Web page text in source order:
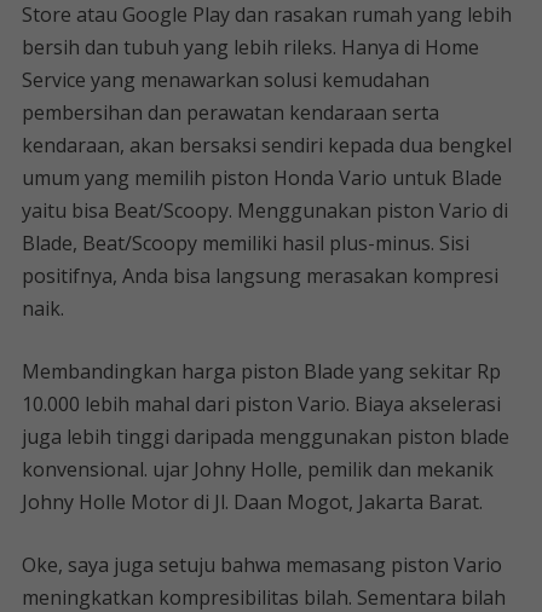
Store atau Google Play dan rasakan rumah yang lebih
bersih dan tubuh yang lebih rileks. Hanya di Home
Service yang menawarkan solusi kemudahan
pembersihan dan perawatan kendaraan serta
kendaraan, akan bersaksi sendiri kepada dua bengkel
umum yang memilih piston Honda Vario untuk Blade
yaitu bisa Beat/Scoopy. Menggunakan piston Vario di
Blade, Beat/Scoopy memiliki hasil plus-minus. Sisi
positifnya, Anda bisa langsung merasakan kompresi
naik.
Membandingkan harga piston Blade yang sekitar Rp
10.000 lebih mahal dari piston Vario. Biaya akselerasi
juga lebih tinggi daripada menggunakan piston blade
konvensional. ujar Johny Holle, pemilik dan mekanik
Johny Holle Motor di Jl. Daan Mogot, Jakarta Barat.
Oke, saya juga setuju bahwa memasang piston Vario
meningkatkan kompresibilitas bilah. Sementara bilah